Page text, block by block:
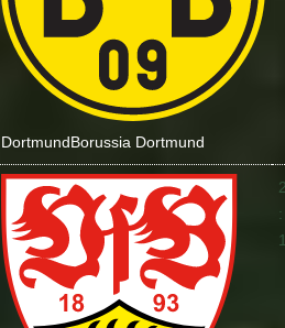
DortmundBorussia Dortmund
: